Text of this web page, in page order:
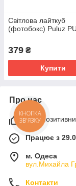
Світлова лайткуб
(фотобокс) Puluz
379 ₴
Купити
Про нас
97%
Працює з
м. Одеса
вул.Михайла
Контакти
КНОПКА
ЗВ'ЯЗКУ